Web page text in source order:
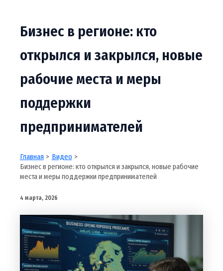
Бизнес в регионе: кто
открылся и закрылся, новые
рабочие места и меры
поддержки
предпринимателей
Главная
Видео
Бизнес в регионе: кто открылся и закрылся, новые рабочие
места и меры поддержки предпринимателей
4 марта, 2026